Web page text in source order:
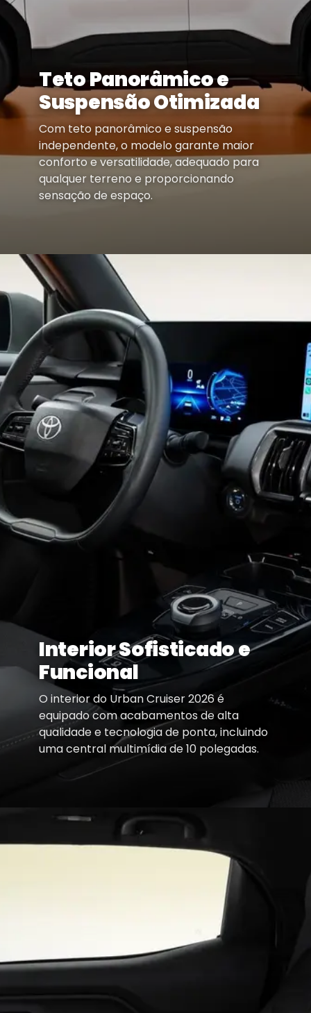
Teto Panorâmico e
Suspensão Otimizada
Com teto panorâmico e suspensão
independente, o modelo garante maior
conforto e versatilidade, adequado para
qualquer terreno e proporcionando
sensação de espaço.
Interior Sofisticado e
Funcional
O interior do Urban Cruiser 2026 é
equipado com acabamentos de alta
qualidade e tecnologia de ponta, incluindo
uma central multimídia de 10 polegadas.